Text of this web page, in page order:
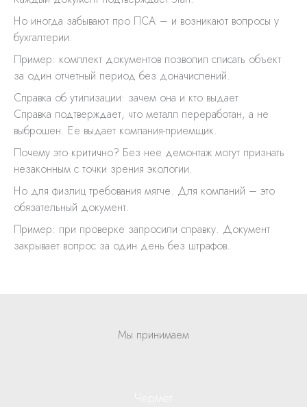
Но иногда забывают про ПСА – и возникают вопросы у
бухгалтерии.
Пример: комплект документов позволил списать объект
за один отчетный период без доначислений.
Справка об утилизации: зачем она и кто выдает
Справка подтверждает, что металл переработан, а не
выброшен. Ее выдает компания-приемщик.
Почему это критично? Без нее демонтаж могут признать
незаконным с точки зрения экологии.
Но для физлиц требования мягче. Для компаний – это
обязательный документ.
Пример: при проверке запросили справку. Документ
закрывает вопрос за один день без штрафов.
Мы принимаем